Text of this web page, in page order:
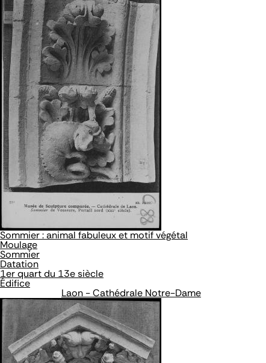
Sommier : animal fabuleux et motif végétal
Moulage
Sommier
Datation
1er quart du 13e siècle
Édifice
Laon - Cathédrale Notre-Dame